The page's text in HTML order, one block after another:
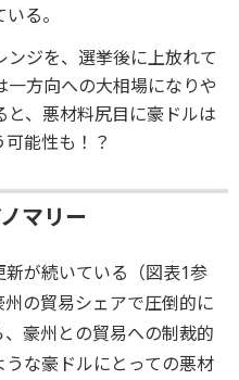
る。
ジを、選挙後に上放れて
方向への大相場になりや
、悪材料尻目に豪ドルは
能性も！？
マリー
が続いている（図表1参
の貿易シェアで圧倒的に
豪州との貿易への制裁的
な豪ドルにとっての悪材